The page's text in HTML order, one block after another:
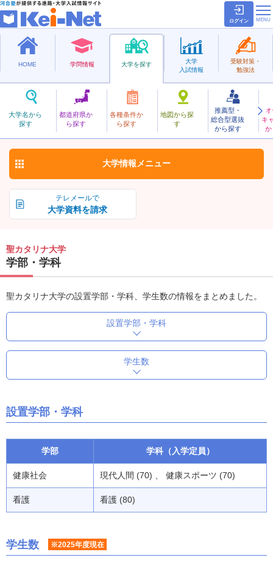
ログイン
HOME 学問情報 大学を探す
大学名から
探す
都道府県か
ら探す
各種条件か
ら探す
地図から探
す
推薦型・
総合型選抜
から探す
キ
か
大学
入試情報
受験対策・
勉強法
私立
せいかたりな
聖カタリナ大学 お気に入り
テレメールで
大学資料を請求
大学情報 メニュー
聖カタリナ大学
学部・学科
聖カタリナ大学の設置学部・学科、学生数の情報をまとめました。
設置学部・学科
学生数
設置学部・学科
学部 学科（入学定員）
健康社会 現代人間 (70) 、 健康スポーツ (70)
看護 看護 (80)
学生数 ※2025年度現在